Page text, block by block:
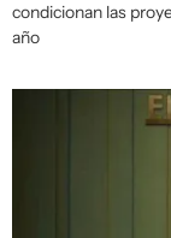
condicionan las
año